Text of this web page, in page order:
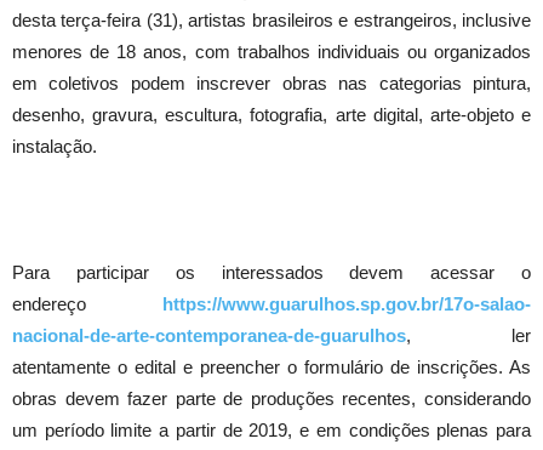
desta terça-feira (31), artistas brasileiros e estrangeiros, inclusive
menores de 18 anos, com trabalhos individuais ou organizados
em coletivos podem inscrever obras nas categorias pintura,
desenho, gravura, escultura, fotografia, arte digital, arte-objeto e
instalação.
Para participar os interessados devem acessar o
endereço https://www.guarulhos.sp.gov.br/17o-salao-
nacional-de-arte-contemporanea-de-guarulhos, ler
atentamente o edital e preencher o formulário de inscrições. As
obras devem fazer parte de produções recentes, considerando
um período limite a partir de 2019, e em condições plenas para